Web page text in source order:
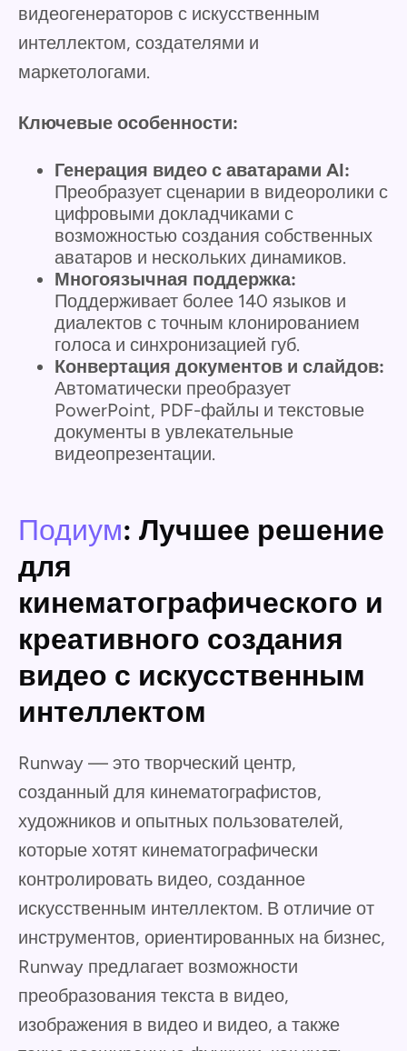
видеогенераторов с искусственным
интеллектом, создателями и
маркетологами.
Ключевые особенности:
Генерация видео с аватарами AI:
Преобразует сценарии в видеоролики с
цифровыми докладчиками с
возможностью создания собственных
аватаров и нескольких динамиков.
Многоязычная поддержка:
Поддерживает более 140 языков и
диалектов с точным клонированием
голоса и синхронизацией губ.
Конвертация документов и слайдов:
Автоматически преобразует
PowerPoint, PDF-файлы и текстовые
документы в увлекательные
видеопрезентации.
Подиум: Лучшее решение
для
кинематографического и
креативного создания
видео с искусственным
интеллектом
Runway — это творческий центр,
созданный для кинематографистов,
художников и опытных пользователей,
которые хотят кинематографически
контролировать видео, созданное
искусственным интеллектом. В отличие от
инструментов, ориентированных на бизнес,
Runway предлагает возможности
преобразования текста в видео,
изображения в видео и видео, а также